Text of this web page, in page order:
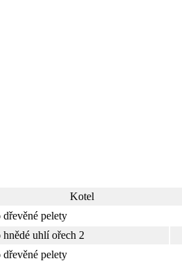
Kotel
pelety
uhlí ořech 2
pelety